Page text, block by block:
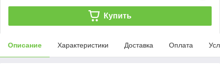
Купить
Описание Характеристики Доставка Оплата